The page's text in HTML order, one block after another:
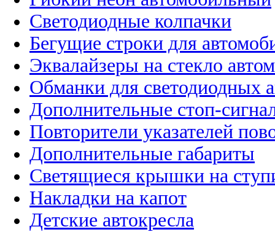
Светодиодные колпачки
Бегущие строки для
Эквалайзеры на стекло
Обманки для светодиодных
Дополнительные стоп-
Повторители указателей
Дополнительные габариты
Светящиеся крышки на
Накладки на капот
Детские автокресла